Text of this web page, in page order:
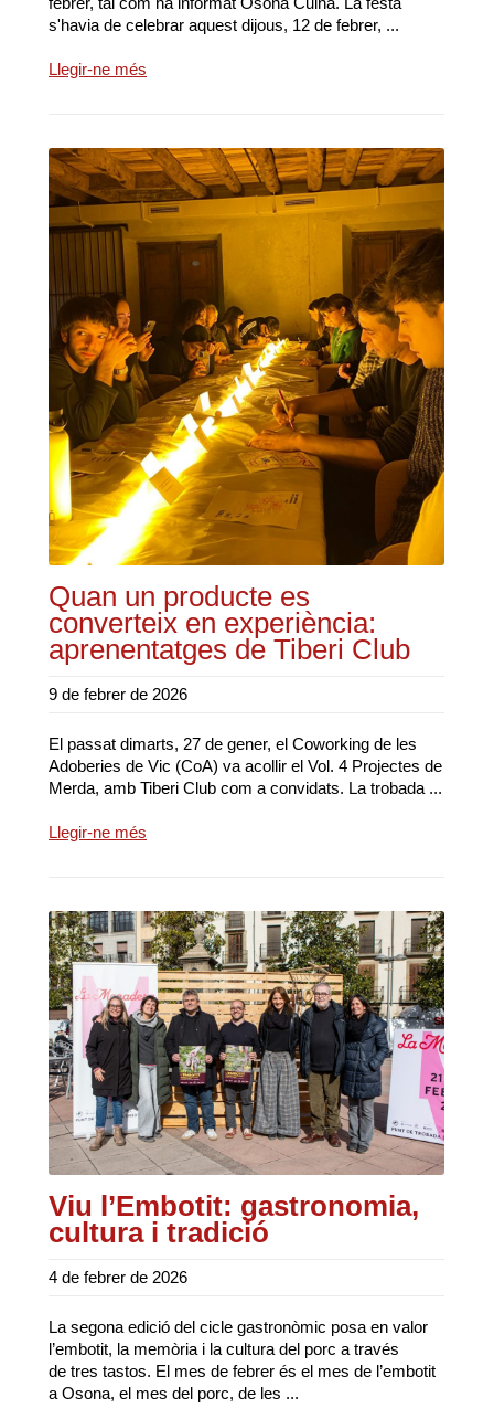
s'havia de celebrar aquest dijous, 12 de febrer, ...
Llegir-ne més
Quan un producte es
converteix en experiència:
aprenentatges de Tiberi Club
9 de febrer de 2026
El passat dimarts, 27 de gener, el Coworking de les
Adoberies de Vic (CoA) va acollir el Vol. 4 Projectes de
Merda, amb Tiberi Club com a convidats. La trobada ...
Llegir-ne més
Viu l’Embotit: gastronomia,
cultura i tradició
4 de febrer de 2026
La segona edició del cicle gastronòmic posa en valor
l’embotit, la memòria i la cultura del porc a través
de tres tastos. El mes de febrer és el mes de l’embotit
a Osona, el mes del porc, de les ...